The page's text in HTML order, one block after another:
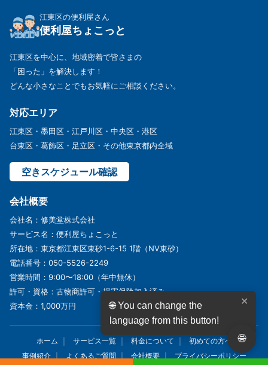
江東区の便利屋さん
便利屋ちょこっと
江東区を中心に、地域密着で皆さまの
「困った」を解決します！
どんな小さなことでもお気軽にご相談ください。
対応エリア
江東区・墨田区・江戸川区・中央区・港区
台東区・葛飾区・足立区・その他東京都内全域
空きスケジュール確認
会社概要
会社名：修美堂株式会社
サービス名：便利屋ちょこっと
所在地：東京都江東区東砂1-6-15 1階（NV東砂）
電話番号：050-5526-2249
営業時間：9:00〜18:00（年中無休）
許可・資格：古物商許可・損害保険加入済み
資本金：1,000万円
ホーム サービス一覧 料金について
初めての方へ
事例紹介
よくあるご質問 会社概要 プライバシーポリシー
🌐
🌐 You can change the
language from this button!
✕